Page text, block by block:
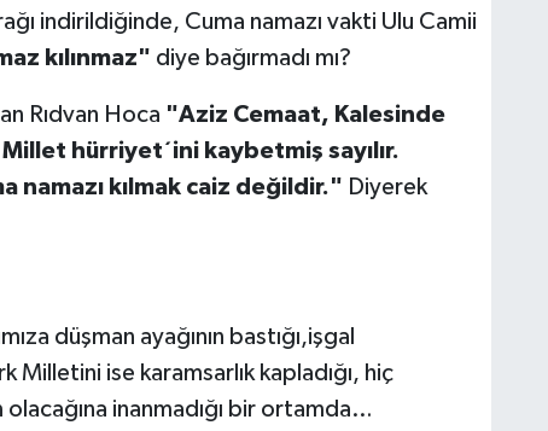
indirildiğinde, Cuma namazı vakti Ulu Camii
kılınmaz" diye bağırmadı mı?
Rıdvan Hoca "Aziz Cemaat, Kalesinde
hürriyet´ini kaybetmiş sayılır.
namazı kılmak caiz değildir." Diyerek
düşman ayağının bastığı,işgal
Milletini ise karamsarlık kapladığı, hiç
inanmadığı bir ortamda…